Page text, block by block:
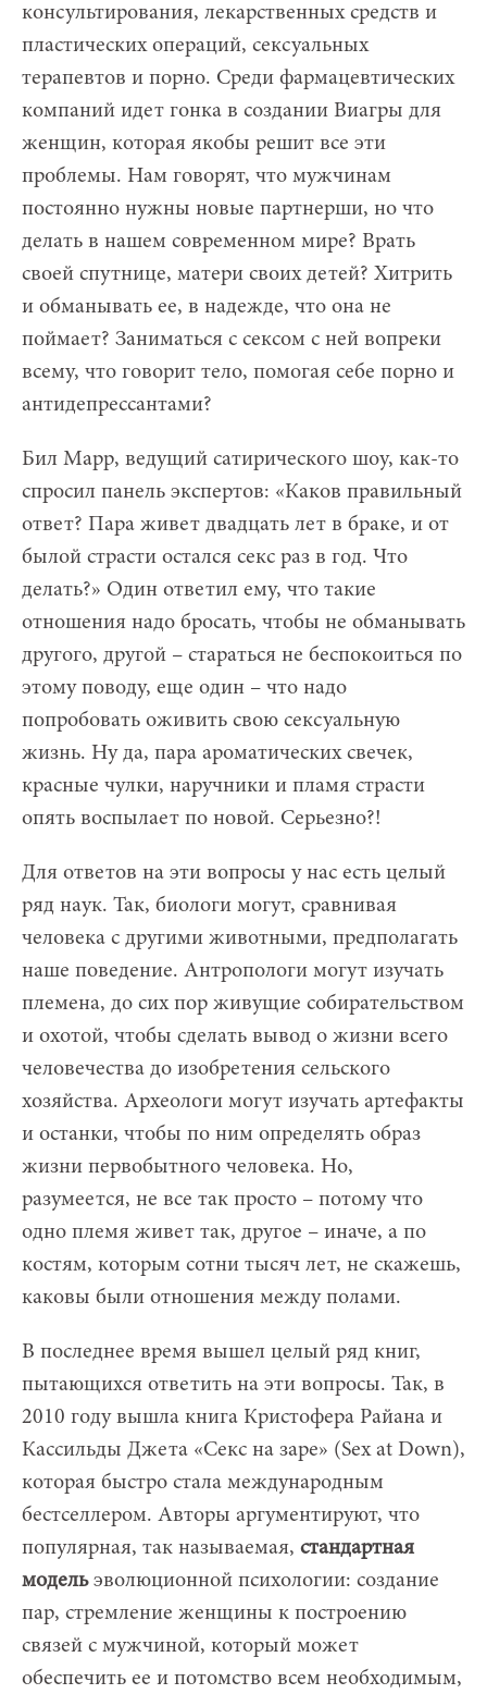
консультирования, лекарственных средств и
пластических операций, сексуальных
терапевтов и порно. Среди фармацевтических
компаний идет гонка в создании Виагры для
женщин, которая якобы решит все эти
проблемы. Нам говорят, что мужчинам
постоянно нужны новые партнерши, но что
делать в нашем современном мире? Врать
своей спутнице, матери своих детей? Хитрить
и обманывать ее, в надежде, что она не
поймает? Заниматься с сексом с ней вопреки
всему, что говорит тело, помогая себе порно и
антидепрессантами?
Бил Марр, ведущий сатирического шоу, как-то
спросил панель экспертов: «Каков правильный
ответ? Пара живет двадцать лет в браке, и от
былой страсти остался секс раз в год. Что
делать?» Один ответил ему, что такие
отношения надо бросать, чтобы не обманывать
другого, другой – стараться не беспокоиться по
этому поводу, еще один – что надо
попробовать оживить свою сексуальную
жизнь. Ну да, пара ароматических свечек,
красные чулки, наручники и пламя страсти
опять воспылает по новой. Серьезно?!
Для ответов на эти вопросы у нас есть целый
ряд наук. Так, биологи могут, сравнивая
человека с другими животными, предполагать
наше поведение. Антропологи могут изучать
племена, до сих пор живущие собирательством
и охотой, чтобы сделать вывод о жизни всего
человечества до изобретения сельского
хозяйства. Археологи могут изучать артефакты
и останки, чтобы по ним определять образ
жизни первобытного человека. Но,
разумеется, не все так просто – потому что
одно племя живет так, другое – иначе, а по
костям, которым сотни тысяч лет, не скажешь,
каковы были отношения между полами.
В последнее время вышел целый ряд книг,
пытающихся ответить на эти вопросы. Так, в
2010 году вышла книга Кристофера Райана и
Кассильды Джета «Секс на заре» (Sex at Down),
которая быстро стала международным
бестселлером. Авторы аргументируют, что
популярная, так называемая, стандартная
модельэволюционной психологии: создание
пар, стремление женщины к построению
связей с мужчиной, который может
обеспечить ее и потомство всем необходимым,